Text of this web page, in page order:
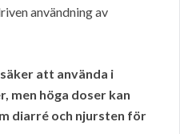
användning av
att använda i
men höga doser kan
diarré och njursten för